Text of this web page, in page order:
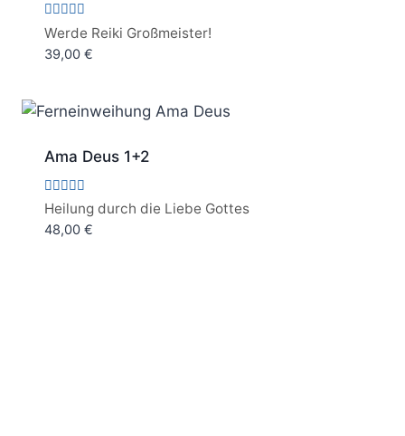
Bewertet
mit
5.00
von 5
Werde Reiki Großmeister!
39,00 €
Ama Deus 1+2
Bewertet
mit
5.00
Heilung durch die Liebe Gottes
48,00 €